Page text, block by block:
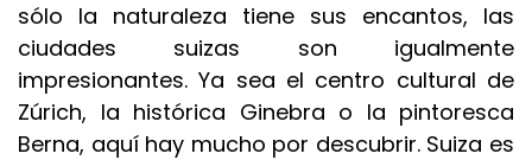
sólo la naturaleza tiene sus encantos, las
ciudades suizas son igualmente
impresionantes. Ya sea el centro cultural de
Zúrich, la histórica Ginebra o la pintoresca
Berna, aquí hay mucho por descubrir. Suiza es